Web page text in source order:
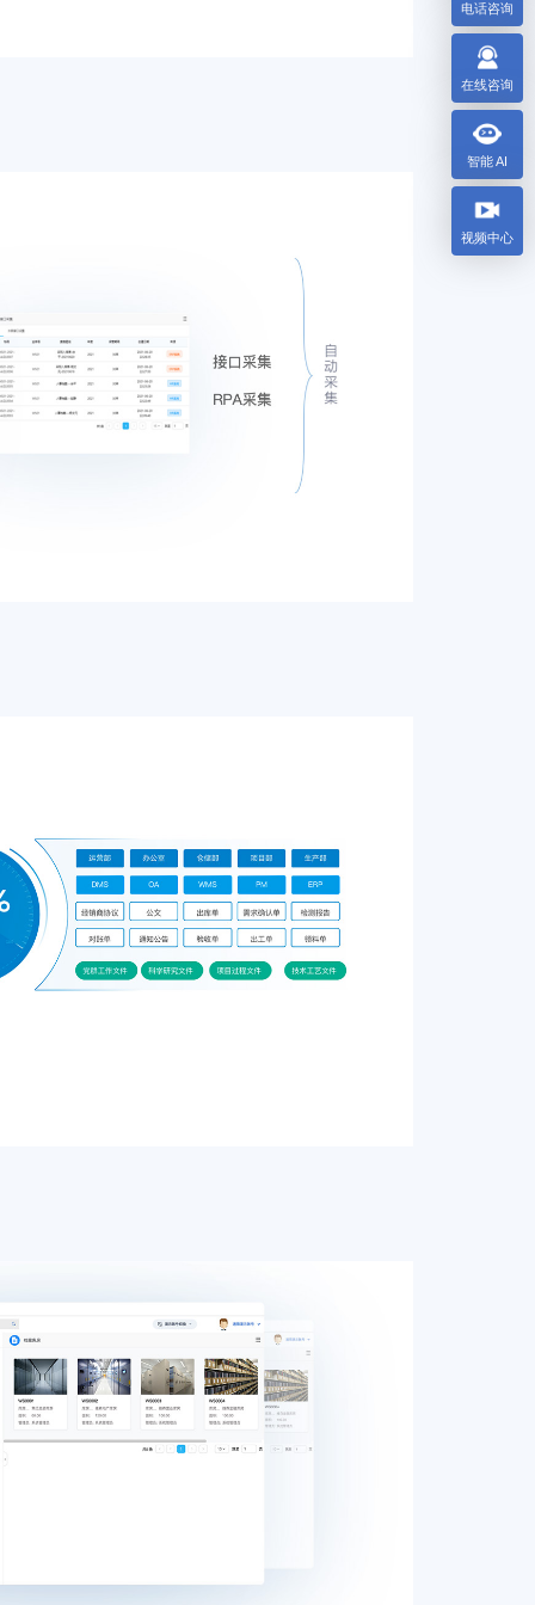
电话咨询
在线咨询
智能 AI
视频中心